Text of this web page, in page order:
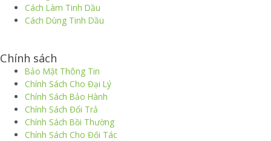
Cách Làm Tinh Dầu
Cách Dùng Tinh Dầu
Chính sách
Bảo Mật Thông Tin
Chính Sách Cho Đại Lý
Chính Sách Bảo Hành
Chính Sách Đổi Trả
Chính Sách Bồi Thường
Chính Sách Cho Đối Tác